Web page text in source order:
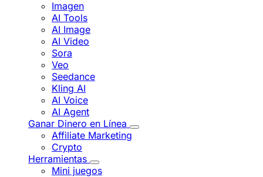
Imagen
AI Tools
AI Image
AI Video
Sora
Veo
Seedance
Kling AI
AI Voice
AI Agent
Ganar Dinero en Línea
Affiliate Marketing
Crypto
Herramientas
Mini juegos